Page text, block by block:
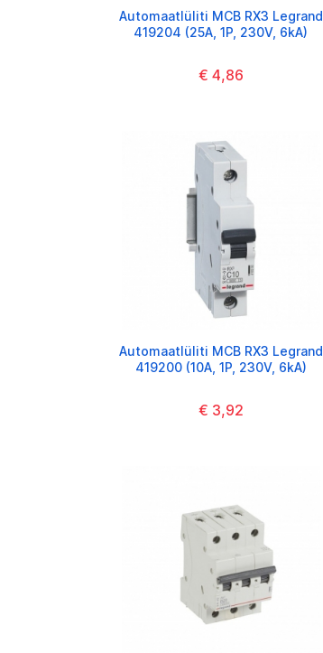
Automaatlüliti MCB RX3 Legrand
419204 (25A, 1P, 230V, 6kA)
€ 4,86
Automaatlüliti MCB RX3 Legrand
419200 (10A, 1P, 230V, 6kA)
€ 3,92